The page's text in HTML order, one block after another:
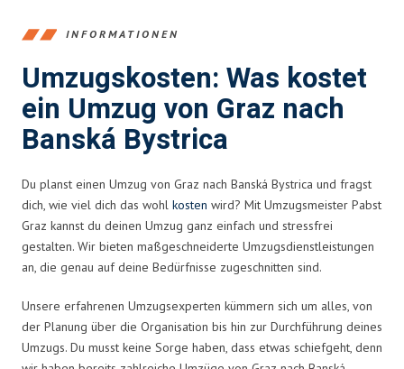
INFORMATIONEN
Umzugskosten: Was kostet
ein Umzug von Graz nach
Banská Bystrica
Du planst einen Umzug von Graz nach Banská Bystrica und fragst
dich, wie viel dich das wohl kosten wird? Mit Umzugsmeister Pabst
Graz kannst du deinen Umzug ganz einfach und stressfrei
gestalten. Wir bieten maßgeschneiderte Umzugsdienstleistungen
an, die genau auf deine Bedürfnisse zugeschnitten sind.
Unsere erfahrenen Umzugsexperten kümmern sich um alles, von
der Planung über die Organisation bis hin zur Durchführung deines
Umzugs. Du musst keine Sorge haben, dass etwas schiefgeht, denn